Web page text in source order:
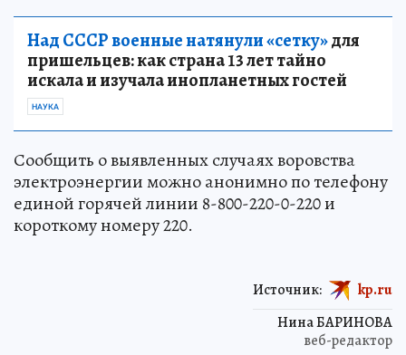
Над СССР военные натянули «сетку»для
пришельцев: как страна 13 лет тайно
искала и изучала инопланетных гостей
НАУКА
Сообщить о выявленных случаях воровства
электроэнергии можно анонимно по телефону
единой горячей линии 8-800-220-0-220 и
короткому номеру 220.
Нина БАРИНОВА
веб-редактор
Источник: kp.ru